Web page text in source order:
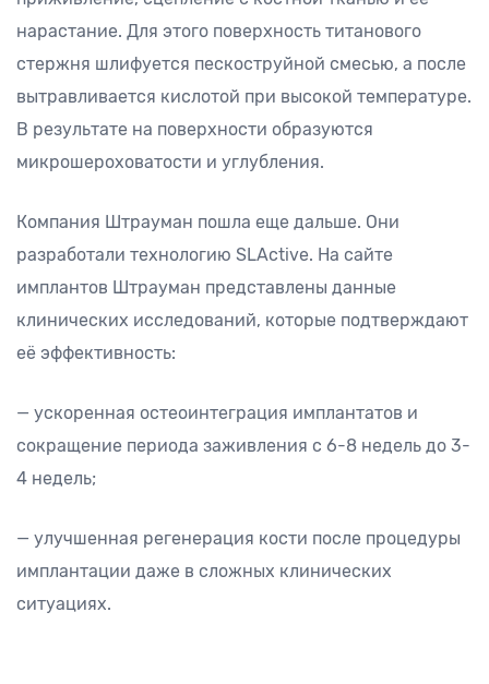
нарастание. Для этого поверхность титанового
стержня шлифуется пескоструйной смесью, а после
вытравливается кислотой при высокой температуре.
В результате на поверхности образуются
микрошероховатости и углубления.
Компания Штрауман пошла еще дальше. Они
разработали технологию SLActive. На сайте
имплантов Штрауман представлены данные
клинических исследований, которые подтверждают
её эффективность:
— ускоренная остеоинтеграция имплантатов и
сокращение периода заживления с 6-8 недель до 3-
4 недель;
— улучшенная регенерация кости после процедуры
имплантации даже в сложных клинических
ситуациях.